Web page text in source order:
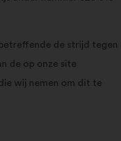
de strijd tegen
de op onze site
wij nemen om dit te